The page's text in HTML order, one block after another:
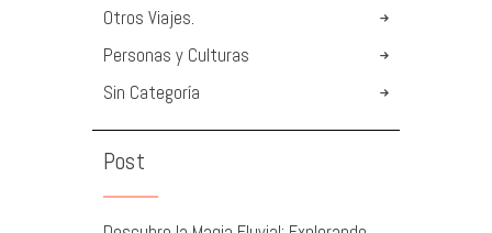
Otros Viajes.
Personas y Culturas
Sin Categoría
Post